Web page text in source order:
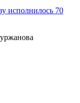
исполнилось 70